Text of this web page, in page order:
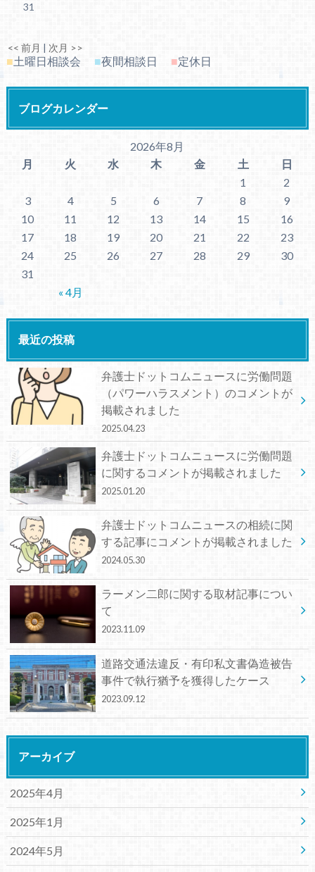
<< 前月 | 次月 >>
31
■土曜日相談会 ■夜間相談日 ■定休日
ブログカレンダー
2026年8月
月
火 水 木 金 土 日
« 4月
1
2
3
4 5 6 7 8
9
10
11 12 13 14 15
16
17
18 19 20 21 22
23
24
25 26 27 28 29
30
31
最近の投稿
弁護士ドットコムニュースに労働問題
（パワーハラスメント）のコメントが
掲載されました
2025.04.23
弁護士ドットコムニュースに労働問題
に関するコメントが掲載されました
2025.01.20
弁護士ドットコムニュースの相続に関
する記事にコメントが掲載されました
2024.05.30
ラーメン二郎に関する取材記事につい
て
2023.11.09
道路交通法違反・有印私文書偽造被告
事件で執行猶予を獲得したケース
2023.09.12
アーカイブ
2025年4月
2025年1月
2024年5月